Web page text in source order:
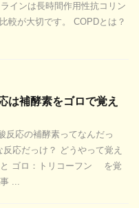
インは長時間作用性抗コリン
較が大切です。 COPDとは？
は補酵素をゴロで覚え
反応の補酵素ってなんだっ
応だっけ？ どうやって覚え
ゴロ：トリコーフン を覚
...